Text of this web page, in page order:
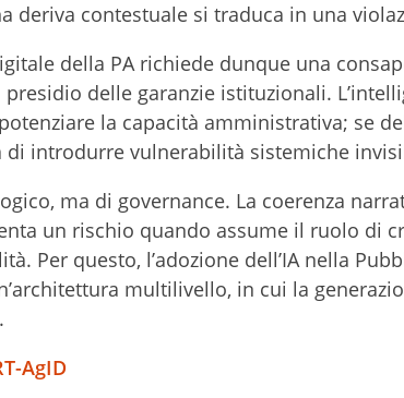
deriva contestuale si traduca in una
della PA richiede dunque una
delle garanzie istituzionali.
la capacità amministrativa; se
di introdurre vulnerabilità sistemiche
ma di governance. La coerenza
un rischio quando assume il ruolo di
Per questo, l’adozione dell’IA nella
multilivello, in cui la
AgID